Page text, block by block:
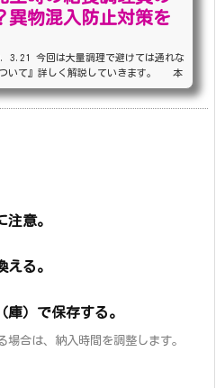
異物混入防止対策を
3.21 今回は大量調理で避けては通れな
いて』詳しく解説していきます。 本
食の異物について・異物混入の対策方
時の調理員の対応方法 (adsbygoogle
注意。
える。
庫）で保存する。
場合は、 納入時間を調整します。